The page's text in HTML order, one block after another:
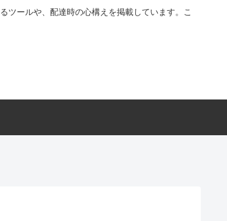
ツールや、配達時の心構えを掲載しています。こ